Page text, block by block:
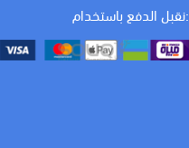
:نقبل الدفع باستخدام